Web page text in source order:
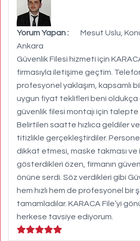
Yorum Yapan : Mesut Uslu,
Ankara
Güvenlik Filesi hizmeti için
firmasıyla iletişime geçtim.
profesyonel yaklaşım, kapsamlı
uygun fiyat teklifleri beni oldukça
güvenlik filesi montajı için talepte
Belirtilen saatte hızlıca geldiler
titizlikle gerçekleştirdiler.
dikkat etmesi, maske takması ve
gösterdikleri özen, firmanın
önüne serdi. Söz verdikleri gibi
hem hızlı hem de profesyonel bir
tamamladılar. KARACA File’yi
herkese tavsiye ediyorum.